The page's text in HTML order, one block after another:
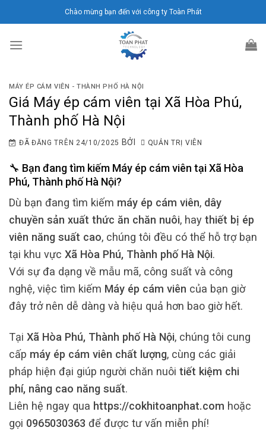
đến
dung
Chào mừng bạn đến với công ty Toàn Phát
MÁY ÉP CÁM VIÊN - THÀNH PHỐ HÀ NỘI
Giá Máy ép cám viên tại Xã Hòa Phú,
Thành phố Hà Nội
ĐÃ ĐĂNG TRÊN 24/10/2025 BỞI QUẢN TRỊ VIÊN
🔧 Bạn đang tìm kiếm Máy ép cám viên tạiXã Hòa
Phú, Thành phố Hà Nội?
Dù bạn đang tìm kiếm máy ép cám viên, dây
chuyền sản xuất thức ăn chăn nuôi, hay thiết bị ép
viên năng suất cao, chúng tôi đều có thể hỗ trợ bạn
tại khu vực Xã Hòa Phú, Thành phố Hà Nội.
Với sự đa dạng về mẫu mã, công suất và công
nghệ, việc tìm kiếm Máy ép cám viên của bạn giờ
đây trở nên dễ dàng và hiệu quả hơn bao giờ hết.
Tại Xã Hòa Phú, Thành phố Hà Nội, chúng tôi cung
cấp máy ép cám viên chất lượng, cùng các giải
pháp hiện đại giúp người chăn nuôi tiết kiệm chi
phí, nâng cao năng suất.
Liên hệ ngay qua https://cokhitoanphat.com hoặc
gọi 0965030363 để được tư vấn miễn phí!